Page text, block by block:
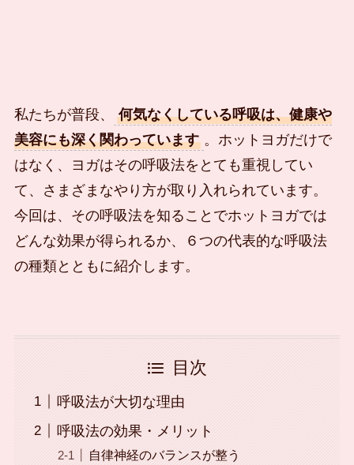
私たちが普段、
何気なくしている呼吸は、健康や
美容にも深く関わっています 。ホットヨガだけで
はなく、ヨガはその呼吸法をとても重視してい
て、さまざまなやり方が取り入れられています。
今回は、その呼吸法を知ることでホットヨガでは
どんな効果が得られるか、６つの代表的な呼吸法
の種類とともに紹介します。
目次
呼吸法が大切な理由
呼吸法の効果・メリット
自律神経のバランスが整う